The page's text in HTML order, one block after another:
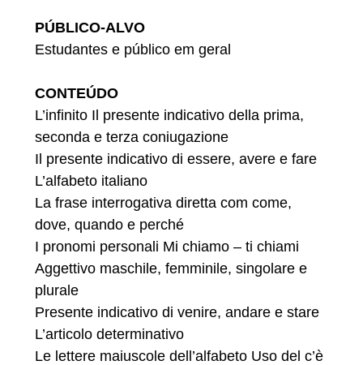
PÚBLICO-ALVO
Estudantes e público em geral
CONTEÚDO
L’infinito Il presente indicativo della prima,
seconda e terza coniugazione
Il presente indicativo di essere, avere e fare
L’alfabeto italiano
La frase interrogativa diretta com come,
dove, quando e perché
I pronomi personali Mi chiamo – ti chiami
Aggettivo maschile, femminile, singolare e
plurale
Presente indicativo di venire, andare e stare
L’articolo determinativo
Le lettere maiuscole dell’alfabeto Uso del c’è